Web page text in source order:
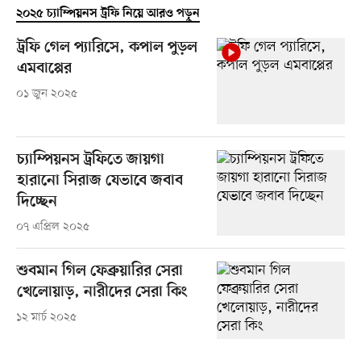
২০২৫ চ্যাম্পিয়নস ট্রফি নিয়ে আরও পড়ুন
ট্রফি গেল প্যারিসে, কপাল পুড়ল
এমবাপ্পের
০১ জুন ২০২৫
চ্যাম্পিয়নস ট্রফিতে জায়গা
হারানো সিরাজ যেভাবে জবাব
দিচ্ছেন
০৭ এপ্রিল ২০২৫
শুবমান গিল ফেব্রুয়ারির সেরা
খেলোয়াড়, নারীদের সেরা কিং
১২ মার্চ ২০২৫